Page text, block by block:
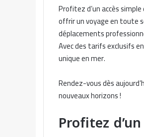
Profitez d’un accès
offrir un voyage en toute
déplacements
Avec des tarifs exclusifs
unique en mer.
Rendez-vous dès
nouveaux horizons !
Profitez